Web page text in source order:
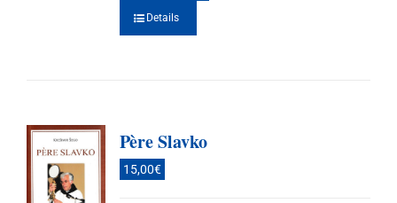
Details
Père Slavko
15,00€